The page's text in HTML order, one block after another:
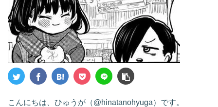
こんにちは、ひゅうが（@hinatanohyuga）です。